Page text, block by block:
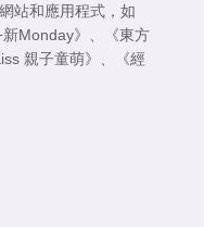
站和應用程式，如
新Monday》
《東方
親子童萌》
《經